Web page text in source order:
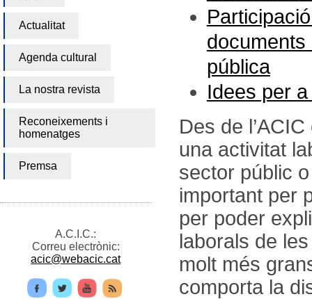
Actualitat
Agenda cultural
La nostra revista
Reconeixements i
homenatges
Premsa
A.C.I.C.:
Correu electrònic:
acic@webacic.cat
documents
pública
Idees per
Des de
una activitat
sector públic
important per
per poder
laborals de
molt més
comporta la